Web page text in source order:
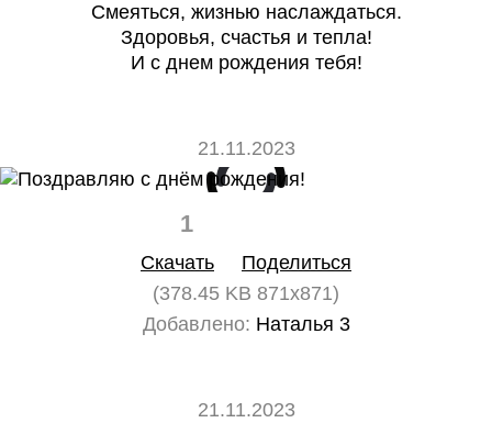
Смеяться, жизнью наслаждаться.
Здоровья, счастья и тепла!
И с днем рождения тебя!
21.11.2023
1
Скачать
Поделиться
(378.45 KB 871x871)
Добавлено: Наталья 3
21.11.2023